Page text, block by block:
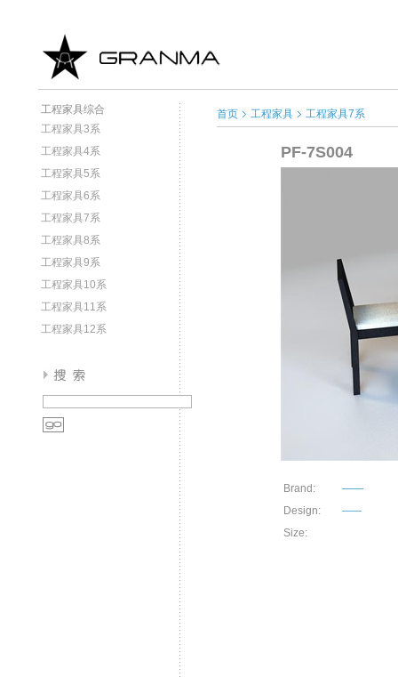
工程家具综合
工程家具3系
工程家具4系
工程家具5系
工程家具6系
工程家具7系
工程家具8系
工程家具9系
工程家具10系
工程家具11系
工程家具12系
首页 工程家具 工程家具7系
PF-7S004
Brand:
——
Design:
——
Size: